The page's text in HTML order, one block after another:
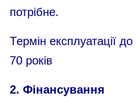
потрібне.
Термін експлуатації до
70 років
2. Фінансування